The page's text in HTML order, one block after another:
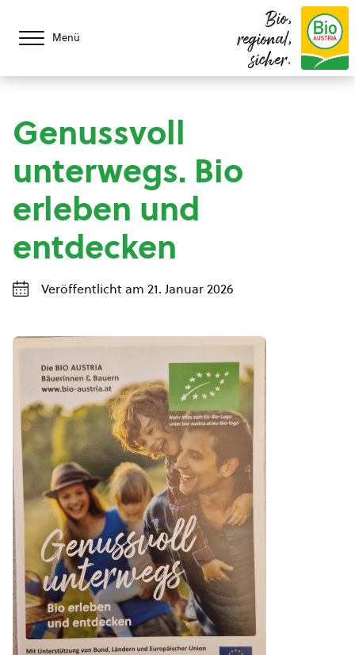
Menü
Bio,
regional,
sicher.
Genussvoll
unterwegs. Bio
erleben und
entdecken
Veröffentlicht am 21. Januar 2026